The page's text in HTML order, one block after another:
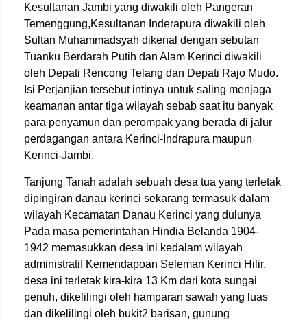
Kesultanan Jambi yang diwakili oleh Pangeran
Temenggung,Kesultanan Inderapura diwakili oleh
Sultan Muhammadsyah dikenal dengan sebutan
Tuanku Berdarah Putih dan Alam Kerinci diwakili
oleh Depati Rencong Telang dan Depati Rajo Mudo.
Isi Perjanjian tersebut intinya untuk saling menjaga
keamanan antar tiga wilayah sebab saat itu banyak
para penyamun dan perompak yang berada di jalur
perdagangan antara Kerinci-Indrapura maupun
Kerinci-Jambi.
Tanjung Tanah adalah sebuah desa tua yang terletak
dipingiran danau kerinci sekarang termasuk dalam
wilayah Kecamatan Danau Kerinci yang dulunya
Pada masa pemerintahan Hindia Belanda 1904-
1942 memasukkan desa ini kedalam wilayah
administratif Kemendapoan Seleman Kerinci Hilir,
desa ini terletak kira-kira 13 Km dari kota sungai
penuh, dikelilingi oleh hamparan sawah yang luas
dan dikelilingi oleh bukit2 barisan, gunung